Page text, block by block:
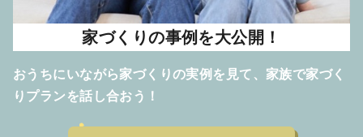
家づくりの事例を大公開！
おうちにいながら家づくりの実例を見て、家族で家づく
りプランを話し合おう！